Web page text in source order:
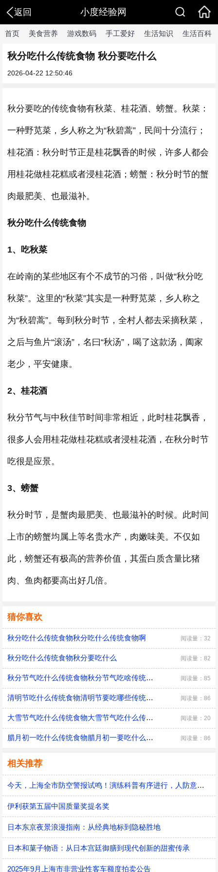
返回 小度经验网
首页 美食营养 游戏数码 手工爱好 生活知识 生活百科
秋分吃什么传统食物 秋分要吃什么
2026-04-22 12:50:46
秋分要吃的传统食物有秋菜、桂花酒、螃蟹。秋菜：
一种野苋菜，乡人称之为“秋碧蒿”，民间十分流行；
桂花酒：秋分时节正是桂花飘香的时候，许多人都会
用桂花做桂花糕或者浸桂花酒；螃蟹：秋分时节的蟹
肉最肥美、也最滋补。
秋分吃什么传统食物
1、吃秋菜
在岭南的某些地区有个不成节的习俗，叫做“秋分吃
秋菜”。这里的“秋菜”其实是一种野苋菜，乡人称之
为“秋碧蒿”。每到秋分时节，全村人都去采摘秋菜，
之后与鱼片“滚汤”，名曰“秋汤”，喝了这款汤，阖家
老少，平安健康。
2、桂花酒
秋分节气与中秋佳节时间非常相近，此时桂花飘香，
很多人会用桂花做桂花糕或者浸桂花酒，在秋分时节
吃很是应景。
3、螃蟹
秋分时节，是蟹肉最肥美、也最滋补的时候。此时间
上市的螃蟹均属上等名贵水产，肉嫩味美。不仅如
此，螃蟹还有极高的营养价值，其蛋白质含量比猪
肉、鱼肉都要高出好几倍。
猜你喜欢
秋分吃什么传统食物秋分吃什么传统食物啊 阅读量：32
秋分吃什么传统食物秋分要吃什么 阅读量：82
秋分节气吃什么传统食物秋分节气吃啥传统食物 阅读量：85
清明节吃什么传统食物清明节要吃哪些传统食物 阅读量：86
大雪节气吃什么传统食物大雪节气吃什么传统食物最好 阅读量：20
腊月初一吃什么传统食物腊月初一要吃什么传统食物 阅读量：86
相关推荐
今天，上海全市防空警报试鸣！演练科普有序进行，人防意识“声入人心”
伊利获第五届中国质量奖提名奖
日本东京夜景浪漫指南：从经典地标到隐秘胜地
日本和菓子物语：从日本宫廷御膳到现代创新的甜蜜传承
2025年9月上海市非营业性客车额度拍卖公告